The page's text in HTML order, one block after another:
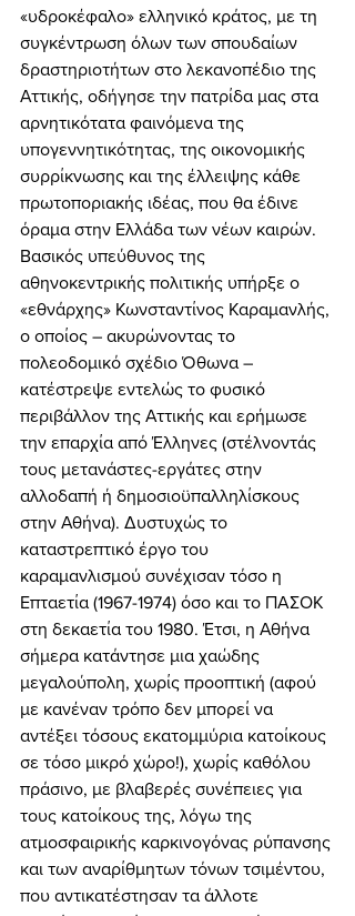
«υδροκέφαλο» ελληνικό κράτος, με τη
συγκέντρωση όλων των σπουδαίων
δραστηριοτήτων στο λεκανοπέδιο της
Αττικής, οδήγησε την πατρίδα μας στα
αρνητικότατα φαινόμενα της
υπογεννητικότητας, της οικονομικής
συρρίκνωσης και της έλλειψης κάθε
πρωτοποριακής ιδέας, που θα έδινε
όραμα στην Ελλάδα των νέων καιρών.
Βασικός υπεύθυνος της
αθηνοκεντρικής πολιτικής υπήρξε ο
«εθνάρχης» Κωνσταντίνος Καραμανλής,
ο οποίος – ακυρώνοντας το
πολεοδομικό σχέδιο Όθωνα –
κατέστρεψε εντελώς το φυσικό
περιβάλλον της Αττικής και ερήμωσε
την επαρχία από Έλληνες (στέλνοντάς
τους μετανάστες-εργάτες στην
αλλοδαπή ή δημοσιοϋπαλληλίσκους
στην Αθήνα). Δυστυχώς το
καταστρεπτικό έργο του
καραμανλισμού συνέχισαν τόσο η
Επταετία (1967-1974) όσο και το ΠΑΣΟΚ
στη δεκαετία του 1980. Έτσι, η Αθήνα
σήμερα κατάντησε μια χαώδης
μεγαλούπολη, χωρίς προοπτική (αφού
με κανέναν τρόπο δεν μπορεί να
αντέξει τόσους εκατομμύρια κατοίκους
σε τόσο μικρό χώρο!), χωρίς καθόλου
πράσινο, με βλαβερές συνέπειες για
τους κατοίκους της, λόγω της
ατμοσφαιρικής καρκινογόνας ρύπανσης
και των αναρίθμητων τόνων τσιμέντου,
που αντικατέστησαν τα άλλοτε